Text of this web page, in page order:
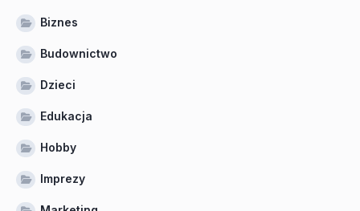
Biznes
Budownictwo
Dzieci
Edukacja
Hobby
Imprezy